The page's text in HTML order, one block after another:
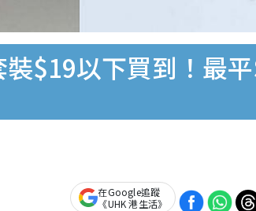
裝$19以下買到！最
在Google追蹤
《UHK 港生活》